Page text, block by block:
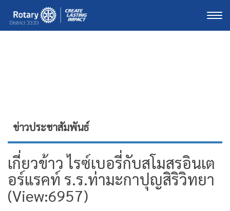
ข่าวประชาสัมพันธ์
เกี่ยวข้าว ไรซ์เบอรี่กับสโมสรอินเต
อร์แรคท์ ร.ร.ท่ามะกาปุญสิริวิทยา
(View:6957)